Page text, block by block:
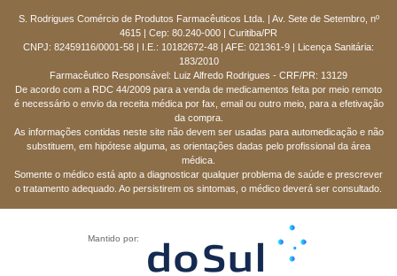
S. Rodrigues Comércio de Produtos Farmacêuticos Ltda. | Av. Sete de Setembro, nº
4615 | Cep: 80.240-000 | Curitiba/PR
CNPJ: 82459116/0001-58 | I.E.: 10182672-48 | AFE: 021361-9 | Licença Sanitária:
183/2010
Farmacêutico Responsável: Luiz Alfredo Rodrigues - CRF/PR: 13129
De acordo com a RDC 44/2009 para a venda de medicamentos feita por meio remoto
é necessário o envio da receita médica por fax, email ou outro meio, para a efetivação
da compra.
As informações contidas neste site não devem ser usadas para automedicação e não
substituem, em hipótese alguma, as orientações dadas pelo profissional da área
médica.
Somente o médico está apto a diagnosticar qualquer problema de saúde e prescrever
o tratamento adequado. Ao persistirem os sintomas, o médico deverá ser consultado.
Mantido por: